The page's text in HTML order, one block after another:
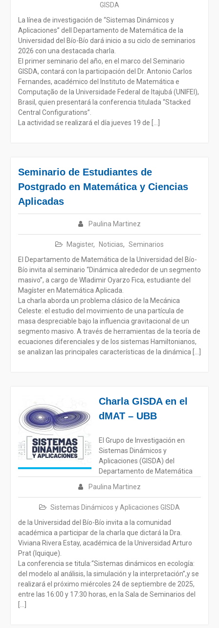
GISDA
La línea de investigación de “Sistemas Dinámicos y
Aplicaciones” dell Departamento de Matemática de la
Universidad del Bío-Bío dará inicio a su ciclo de seminarios
2026 con una destacada charla.
El primer seminario del año, en el marco del Seminario
GISDA, contará con la participación del Dr. Antonio Carlos
Fernandes, académico del Instituto de Matemática e
Computação de la Universidade Federal de Itajubá (UNIFEI),
Brasil, quien presentará la conferencia titulada “Stacked
Central Configurations”.
La actividad se realizará el día jueves 19 de […]
Seminario de Estudiantes de
Postgrado en Matemática y Ciencias
Aplicadas
Paulina Martinez
Magister, Noticias, Seminarios
El Departamento de Matemática de la Universidad del Bío-
Bío invita al seminario “Dinámica alrededor de un segmento
masivo”, a cargo de Wladimir Oyarzo Fica, estudiante del
Magíster en Matemática Aplicada.
La charla aborda un problema clásico de la Mecánica
Celeste: el estudio del movimiento de una partícula de
masa despreciable bajo la influencia gravitacional de un
segmento masivo. A través de herramientas de la teoría de
ecuaciones diferenciales y de los sistemas Hamiltonianos,
se analizan las principales características de la dinámica […]
Charla GISDA en el
dMAT – UBB
Paulina Martinez
Sistemas Dinámicos y Aplicaciones GISDA
El Grupo de Investigación en
Sistemas Dinámicos y
Aplicaciones (GISDA) del
Departamento de Matemática
de la Universidad del Bío-Bío invita a la comunidad
académica a participar de la charla que dictará la Dra.
Viviana Rivera Estay, académica de la Universidad Arturo
Prat (Iquique).
La conferencia se titula:“Sistemas dinámicos en ecología:
del modelo al análisis, la simulación y la interpretación”,y se
realizará el próximo miércoles 24 de septiembre de 2025,
entre las 16:00 y 17:30 horas, en la Sala de Seminarios del